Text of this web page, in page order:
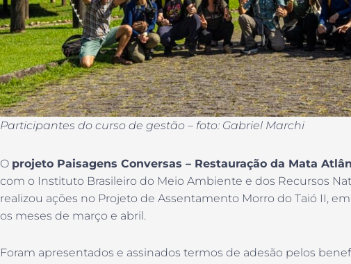
Participantes do curso de gestão – foto: Gabriel Marchi
O projeto Paisagens Conversas – Restauração da Mata
com o Instituto Brasileiro do Meio Ambiente e dos Recursos
realizou ações no Projeto de Assentamento Morro do Taió II,
os meses de março e abril.
Foram apresentados e assinados termos de adesão pelos